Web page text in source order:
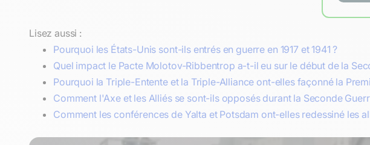
Lisez aussi :
Pourquoi les États-Unis sont-ils entrés en guerre en 1917 et 1941 ?
Quel impact le Pacte Molotov-Ribbentrop a-t-il eu sur le début de la
Pourquoi la Triple-Entente et la Triple-Alliance ont-elles façonné la
Comment l'Axe et les Alliés se sont-ils opposés durant la Seconde
Comment les conférences de Yalta et Potsdam ont-elles redessiné les